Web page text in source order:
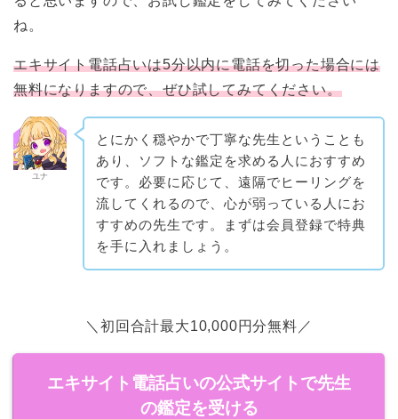
ね。
エキサイト電話占いは5分以内に電話を切った場合には
無料になりますので、ぜひ試してみてください。
ユナ
とにかく穏やかで丁寧な先生ということも
あり、ソフトな鑑定を求める人におすすめ
です。必要に応じて、遠隔でヒーリングを
流してくれるので、心が弱っている人にお
すすめの先生です。まずは会員登録で特典
を手に入れましょう。
＼初回合計最大10,000円分無料／
エキサイト電話占いの公式サイトで先生
の鑑定を受ける